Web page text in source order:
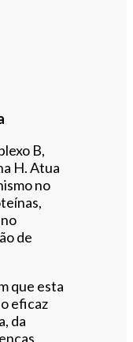
B,
H. Atua
no
de
que esta
eficaz
da